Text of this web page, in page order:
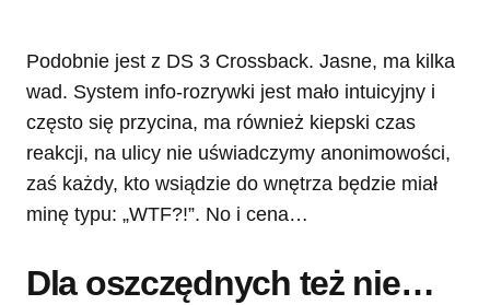
Podobnie jest z DS 3 Crossback. Jasne, ma kilka
wad. System info-rozrywki jest mało intuicyjny i
często się przycina, ma również kiepski czas
reakcji, na ulicy nie uświadczymy anonimowości,
zaś każdy, kto wsiądzie do wnętrza będzie miał
minę typu: „WTF?!”. No i cena…
Dla oszczędnych też nie…